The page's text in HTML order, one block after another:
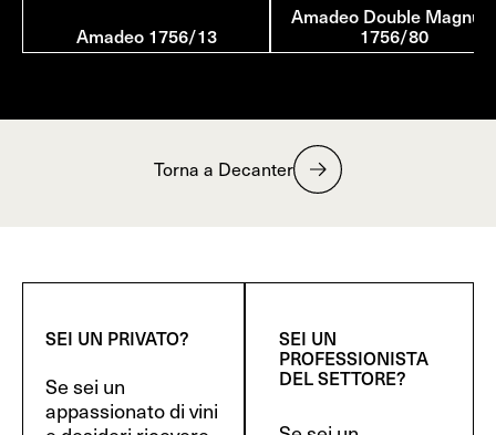
Amadeo 1756/13
Amadeo Double Magnum
1756/80
Torna a Decanter
SEI UN PRIVATO?
Se sei un
appassionato di vini
SEI UN
PROFESSIONISTA
DEL SETTORE?